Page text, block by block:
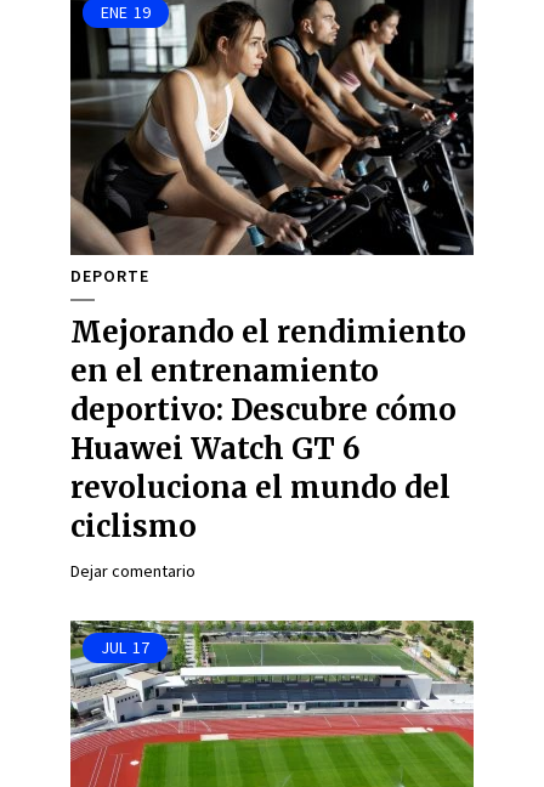
ENE 19
DEPORTE
Mejorando el rendimiento
en el entrenamiento
deportivo: Descubre cómo
Huawei Watch GT 6
revoluciona el mundo del
ciclismo
Dejar comentario
JUL 17